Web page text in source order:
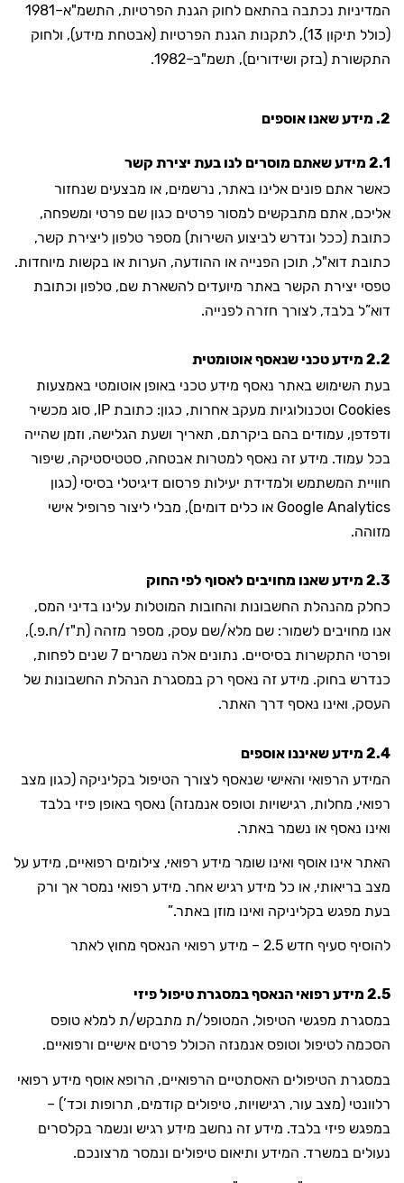
המדיניות נכתבה בהתאם לחוק הגנת הפרטיות, התשמ"א–1981
(כולל תיקון 13), לתקנות הגנת הפרטיות (אבטחת מידע), ולחוק
התקשורת (בזק ושידורים), תשמ"ב–1982.
2. מידע שאנו אוספים
2.1 מידע שאתם מוסרים לנו בעת יצירת קשר
כאשר אתם פונים אלינו באתר, נרשמים, או מבצעים שנחזור
אליכם, אתם מתבקשים למסור פרטים כגון שם פרטי ומשפחה,
כתובת (ככל ונדרש לביצוע השירות) מספר טלפון ליצירת קשר,
כתובת דוא"ל, תוכן הפנייה או ההודעה, הערות או בקשות מיוחדות.
טפסי יצירת הקשר באתר מיועדים להשארת שם, טלפון וכתובת
דוא”ל בלבד, לצורך חזרה לפנייה.
2.2 מידע טכני שנאסף אוטומטית
בעת השימוש באתר נאסף מידע טכני באופן אוטומטי באמצעות
Cookies וטכנולוגיות מעקב אחרות, כגון: כתובת IP, סוג מכשיר
ודפדפן, עמודים בהם ביקרתם, תאריך ושעת הגלישה, וזמן שהייה
בכל עמוד. מידע זה נאסף למטרות אבטחה, סטטיסטיקה, שיפור
חוויית המשתמש ולמדידת יעילות פרסום דיגיטלי בסיסי (כגון
Google Analytics או כלים דומים), מבלי ליצור פרופיל אישי
מזוהה.
2.3 מידע שאנו מחויבים לאסוף לפי החוק
כחלק מהנהלת החשבונות והחובות המוטלות עלינו בדיני המס,
אנו מחויבים לשמור: שם מלא/שם עסק, מספר מזהה (ת"ז/ח.פ.),
ופרטי התקשרות בסיסיים. נתונים אלה נשמרים 7 שנים לפחות,
כנדרש בחוק. מידע זה נאסף רק במסגרת הנהלת החשבונות של
העסק, ואינו נאסף דרך האתר.
2.4 מידע שאיננו אוספים
המידע הרפואי והאישי שנאסף לצורך הטיפול בקליניקה (כגון מצב
רפואי, מחלות, רגישויות וטופס אנמנזה) נאסף באופן פיזי בלבד
ואינו נאסף או נשמר באתר.
האתר אינו אוסף ואינו שומר מידע רפואי, צילומים רפואיים, מידע על
מצב בריאותי, או כל מידע רגיש אחר. מידע רפואי נמסר אך ורק
בעת מפגש בקליניקה ואינו מוזן באתר.”
להוסיף סעיף חדש 2.5 – מידע רפואי הנאסף מחוץ לאתר
2.5 מידע רפואי הנאסף במסגרת טיפול פיזי
במסגרת מפגשי הטיפול, המטופל/ת מתבקש/ת למלא טופס
הסכמה לטיפול וטופס אנמנזה הכולל פרטים אישיים ורפואיים.
במסגרת הטיפולים האסתטיים הרפואיים, הרופא אוסף מידע רפואי
רלוונטי (מצב עור, רגישויות, טיפולים קודמים, תרופות וכד’) –
במפגש פיזי בלבד. מידע זה נחשב מידע רגיש ונשמר בקלסרים
נעולים במשרד. המידע ותיאום טיפולים ונמסר מרצונכם.